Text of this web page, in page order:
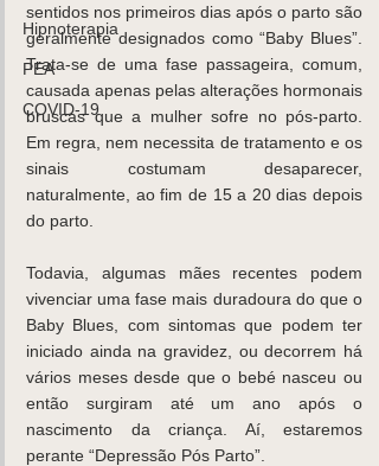
Hipnoterapia
PEA
COVID-19
sentidos nos primeiros dias após o parto são
geralmente designados como “Baby Blues”.
Trata-se de uma fase passageira, comum,
causada apenas pelas alterações hormonais
bruscas que a mulher sofre no pós-parto.
Em regra, nem necessita de tratamento e os
sinais costumam desaparecer,
naturalmente, ao fim de 15 a 20 dias depois
do parto.
Todavia, algumas mães recentes podem
vivenciar uma fase mais duradoura do que o
Baby Blues, com sintomas que podem ter
iniciado ainda na gravidez, ou decorrem há
vários meses desde que o bebé nasceu ou
então surgiram até um ano após o
nascimento da criança. Aí, estaremos
perante “Depressão Pós Parto”.